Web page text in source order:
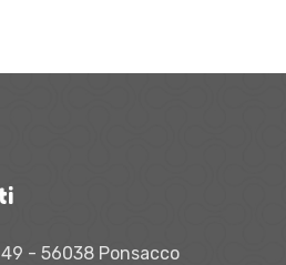
- 56038 Ponsacco